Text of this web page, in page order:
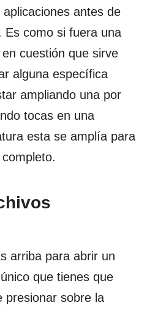
antes de
Es como si fuera una
cuestión que sirve
alguna específica
ampliando una por
tocas en una
esta se amplía para
arriba para abrir un
que tienes que
presionar sobre la